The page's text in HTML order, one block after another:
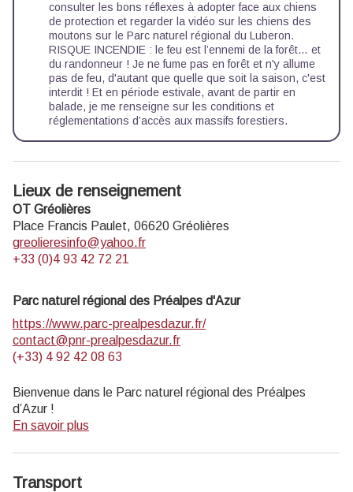
consulter les bons réflexes à adopter face aux chiens
de protection et regarder la vidéo sur les chiens des
moutons sur le Parc naturel régional du Luberon.
RISQUE INCENDIE : le feu est l’ennemi de la forêt… et
du randonneur ! Je ne fume pas en forêt et n'y allume
pas de feu, d'autant que quelle que soit la saison, c'est
interdit ! Et en période estivale, avant de partir en
balade, je me renseigne sur les conditions et
réglementations d’accès aux massifs forestiers.
Lieux de renseignement
OT Gréolières
Place Francis Paulet, 06620 Gréolières
greolieresinfo@yahoo.fr
+33 (0)4 93 42 72 21
Parc naturel régional des Préalpes d'Azur
https://www.parc-prealpesdazur.fr/
contact@pnr-prealpesdazur.fr
(+33) 4 92 42 08 63
Bienvenue dans le Parc naturel régional des Préalpes
d’Azur !
Découvrez la richesse unique de la géologie, de la faune et
différents itinéraires de cheminsdesparcs.
En savoir plus
Transport